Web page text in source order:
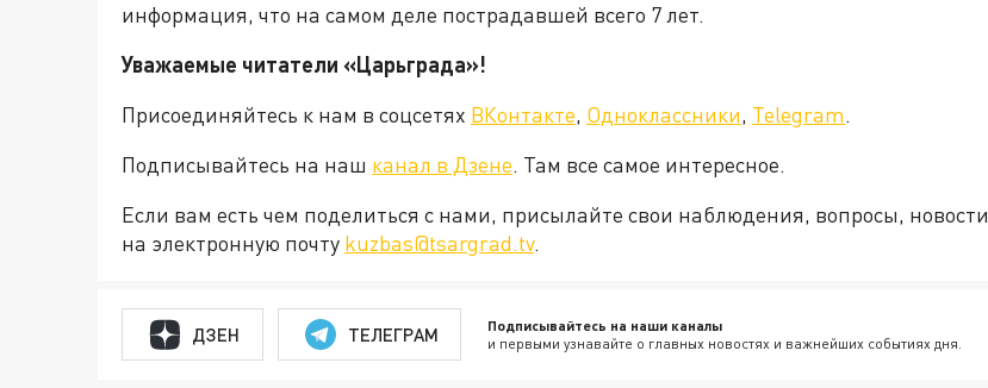
информация, что на самом деле пострадавшей всего 7 лет.
Уважаемые читатели «Царьграда»!
Присоединяйтесь к нам в соцсетях ВКонтакте, Одноклассники, Telegram.
Подписывайтесь на наш канал в Дзене. Там все самое интересное.
Если вам есть чем поделиться с нами, присылайте свои наблюдения, вопросы, новости
на электронную почту kuzbas@tsargrad.tv.
ДЗЕН ТЕЛЕГРАМ Подписывайтесь на наши каналы
и первыми узнавайте о главных новостях и важнейших событиях дня.